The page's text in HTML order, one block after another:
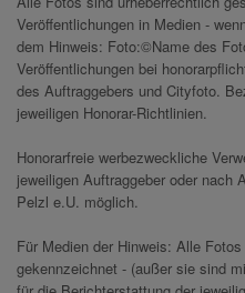
Veröffentlichungen in Medien -
dem Hinweis: Foto:©Name des
Veröffentlichungen bei
des Auftraggebers und Cityfoto.
jeweiligen Honorar-Richtlinien.
Honorarfreie werbezweckliche
jeweiligen Auftraggeber oder nach
Pelzl e.U. möglich.
Für Medien der Hinweis: Alle
gekennzeichnet - (außer sie sind